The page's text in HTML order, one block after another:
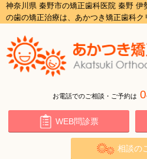
神奈川県 秦野市の矯正歯科医院 秦野
の歯の矯正治療は、あかつき矯正歯科ク
お電話でのご相談・ご予約は
WEB問診票
相談の